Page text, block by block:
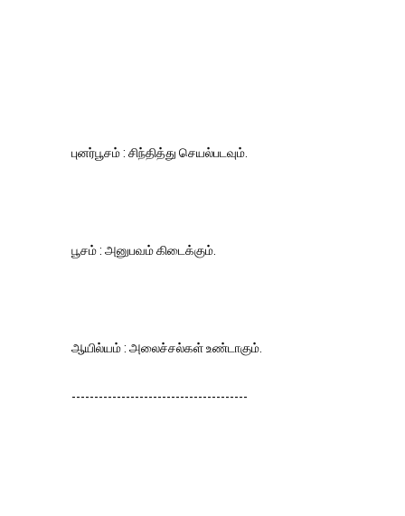
புனர்பூசம் : சிந்தித்து செயல்படவும்.
பூசம் : அனுபவம் கிடைக்கும்.
ஆயில்யம் : அலைச்சல்கள் உண்டாகும்.
---------------------------------------